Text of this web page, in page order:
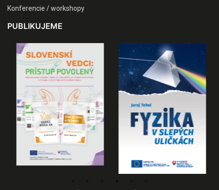
Konferencie / workshopy
PUBLIKUJEME